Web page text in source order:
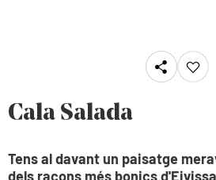
Cala Salada
Tens al davant un paisatge
dels racons més bonics